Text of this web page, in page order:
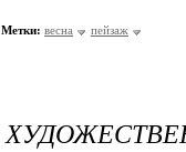
Метки: весна пейзаж